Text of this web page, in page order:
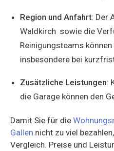
Region und Anfahrt: Der
Waldkirch sowie die
Reinigungsteams
insbesondere bei
Zusätzliche Leistungen:
die Garage können den
Damit Sie für die
Gallen nicht zu viel
Vergleich. Preise und